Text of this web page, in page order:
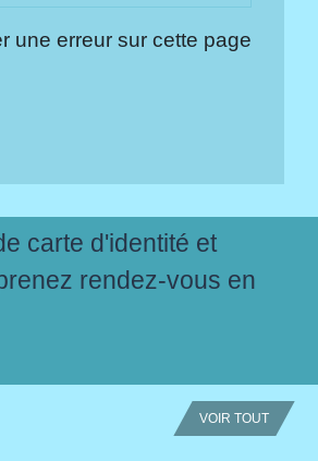
une erreur sur cette page
carte d'identité et
rendez-vous en
VOIR TOUT